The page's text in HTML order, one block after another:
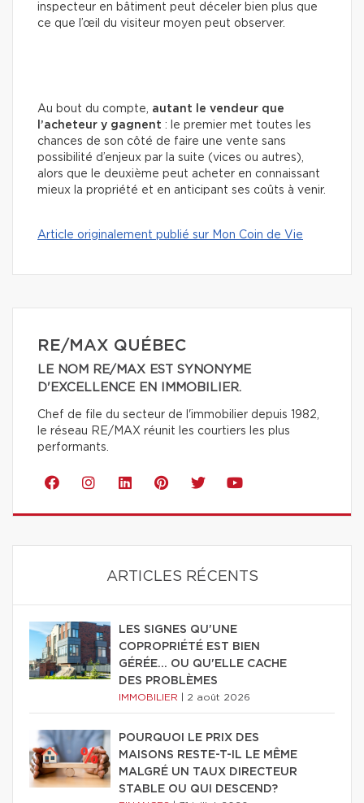
inspecteur en bâtiment peut déceler bien plus que
ce que l’œil du visiteur moyen peut observer.
Au bout du compte, autant le vendeur que
l’acheteur y gagnent : le premier met toutes les
chances de son côté de faire une vente sans
possibilité d’enjeux par la suite (vices ou autres),
alors que le deuxième peut acheter en connaissant
mieux la propriété et en anticipant ses coûts à venir.
Article originalement publié sur Mon Coin de Vie
RE/MAX QUÉBEC
LE NOM RE/MAX EST SYNONYME
D'EXCELLENCE EN IMMOBILIER.
Chef de file du secteur de l'immobilier depuis 1982,
le réseau RE/MAX réunit les courtiers les plus
performants.
ARTICLES RÉCENTS
LES SIGNES QU'UNE
COPROPRIÉTÉ EST BIEN
GÉRÉE… OU QU'ELLE CACHE
DES PROBLÈMES
IMMOBILIER 2 août 2026
POURQUOI LE PRIX DES
MAISONS RESTE-T-IL LE MÊME
MALGRÉ UN TAUX DIRECTEUR
STABLE OU QUI DESCEND?